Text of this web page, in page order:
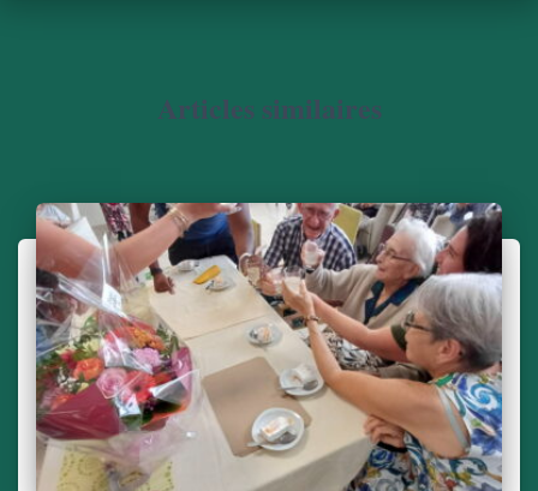
Articles similaires